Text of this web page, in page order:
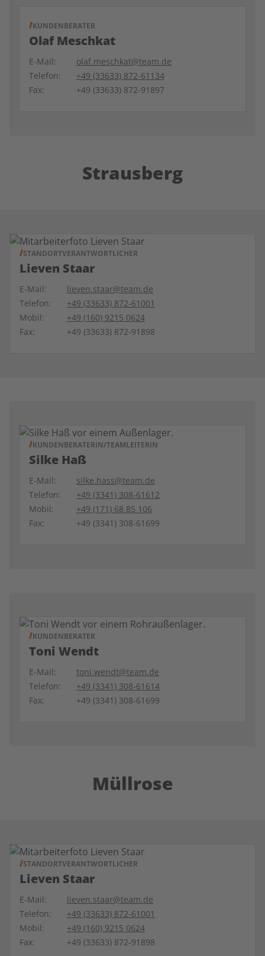
KUNDENBERATER
Olaf Meschkat
E-Mail:
olaf.meschkat@team.de
Telefon:
+49 (33633) 872-61134
Fax:
+49 (33633) 872-91897
Strausberg
STANDORTVERANTWORTLICHER
Lieven Staar
E-Mail:
lieven.staar@team.de
Telefon:
+49 (33633) 872-61001
Mobil:
+49 (160) 9215 0624
Fax:
+49 (33633) 872-91898
KUNDENBERATERIN/TEAMLEITERIN
Silke Haß
E-Mail:
silke.hass@team.de
Telefon:
+49 (3341) 308-61612
Mobil:
+49 (171) 68 85 106
Fax:
+49 (3341) 308-61699
KUNDENBERATER
Toni Wendt
E-Mail:
toni.wendt@team.de
Telefon:
+49 (3341) 308-61614
Fax:
+49 (3341) 308-61699
Müllrose
STANDORTVERANTWORTLICHER
Lieven Staar
E-Mail:
lieven.staar@team.de
Telefon:
+49 (33633) 872-61001
Mobil:
+49 (160) 9215 0624
Fax:
+49 (33633) 872-91898